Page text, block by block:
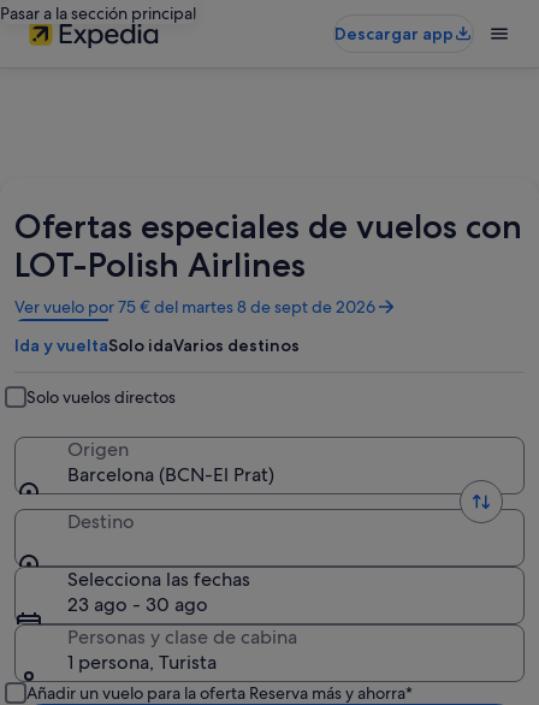
Pasar a la sección principal
Descargar app
Ofertas especiales de vuelos con
LOT-Polish Airlines
Ver vuelo por 75 € del martes 8 de sept de 2026
Se
abre
en
ventana
nueva
Ida y vueltaSolo idaVarios destinos
Solo vuelos directos
Origen
Barcelona (BCN-El Prat)
Destino
Selecciona las fechas
23 ago - 30 ago
Personas y clase de cabina
1 persona, Turista
Añadir un vuelo para la oferta Reserva más y ahorra*